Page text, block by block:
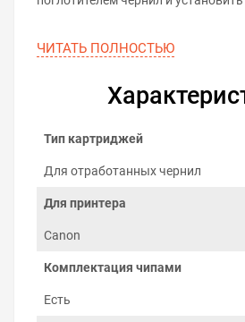
ЧИТАТЬ ПОЛНОСТЬЮ
Тип картриджей
Для отработанных чернил
Для принтера
Canon
Комплектация чипами
Есть